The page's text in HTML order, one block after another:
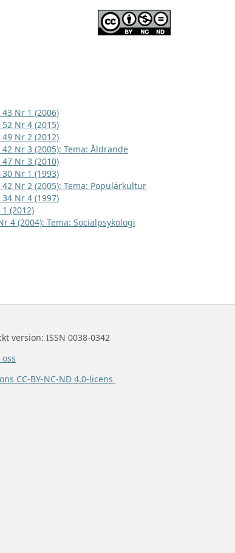
Nr 1 (2006)
Nr 4 (2015)
Nr 2 (2012)
Nr 3 (2005): Tema: Åldrande
Nr 3 (2010)
Nr 1 (1993)
Nr 2 (2005): Tema: Populärkultur
Nr 4 (1997)
(2012)
4 (2004): Tema: Socialpsykologi
version: ISSN 0038-0342
CC-BY-NC-ND 4.0-licens